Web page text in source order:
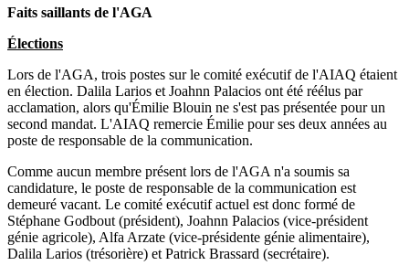
Faits saillants de l'AGA
Élections
Lors de l'AGA, trois postes sur le comité exécutif de l'AIAQ étaient
en élection. Dalila Larios et Joahnn Palacios ont été réélus par
acclamation, alors qu'Émilie Blouin ne s'est pas présentée pour un
second mandat. L'AIAQ remercie Émilie pour ses deux années au
poste de responsable de la communication.
Comme aucun membre présent lors de l'AGA n'a soumis sa
candidature, le poste de responsable de la communication est
demeuré vacant. Le comité exécutif actuel est donc formé de
Stéphane Godbout (président), Joahnn Palacios (vice-président
génie agricole), Alfa Arzate (vice-présidente génie alimentaire),
Dalila Larios (trésorière) et Patrick Brassard (secrétaire).